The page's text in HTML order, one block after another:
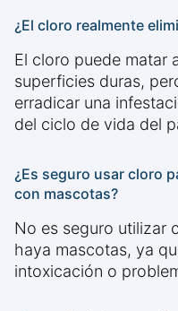
¿El cloro realmente
El cloro puede matar
superficies duras,
erradicar una
del ciclo de vida del
¿Es seguro usar cloro
con mascotas?
No es seguro utilizar
haya mascotas, ya
intoxicación o